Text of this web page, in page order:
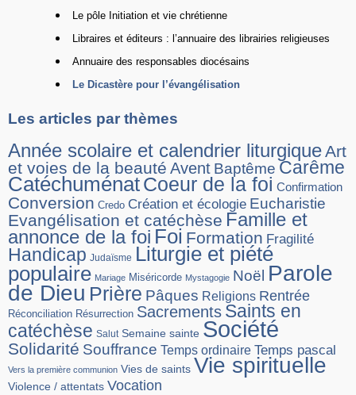
Le pôle Initiation et vie chrétienne
Libraires et éditeurs : l’annuaire des librairies religieuses
Annuaire des responsables diocésains
Le Dicastère pour l’évangélisation
Les articles par thèmes
Année scolaire et calendrier liturgiqueArt
et voies de la beauté Avent Baptême Carême
CatéchuménatCoeur de la foi Confirmation
Conversion Credo Création et écologie Eucharistie
Evangélisation et catéchèse Famille et
annonce de la foi Foi Formation Fragilité
Handicap Judaïsme Liturgie et piété
populaire Mariage Miséricorde Mystagogie Noël Parole
de Dieu Prière Pâques Religions Rentrée
Réconciliation Résurrection Sacrements Saints en
catéchèse Salut Semaine sainte Société
Solidarité Souffrance Temps ordinaire Temps pascal
Vers la première communion Vies de saints Vie spirituelle
Violence / attentats Vocation